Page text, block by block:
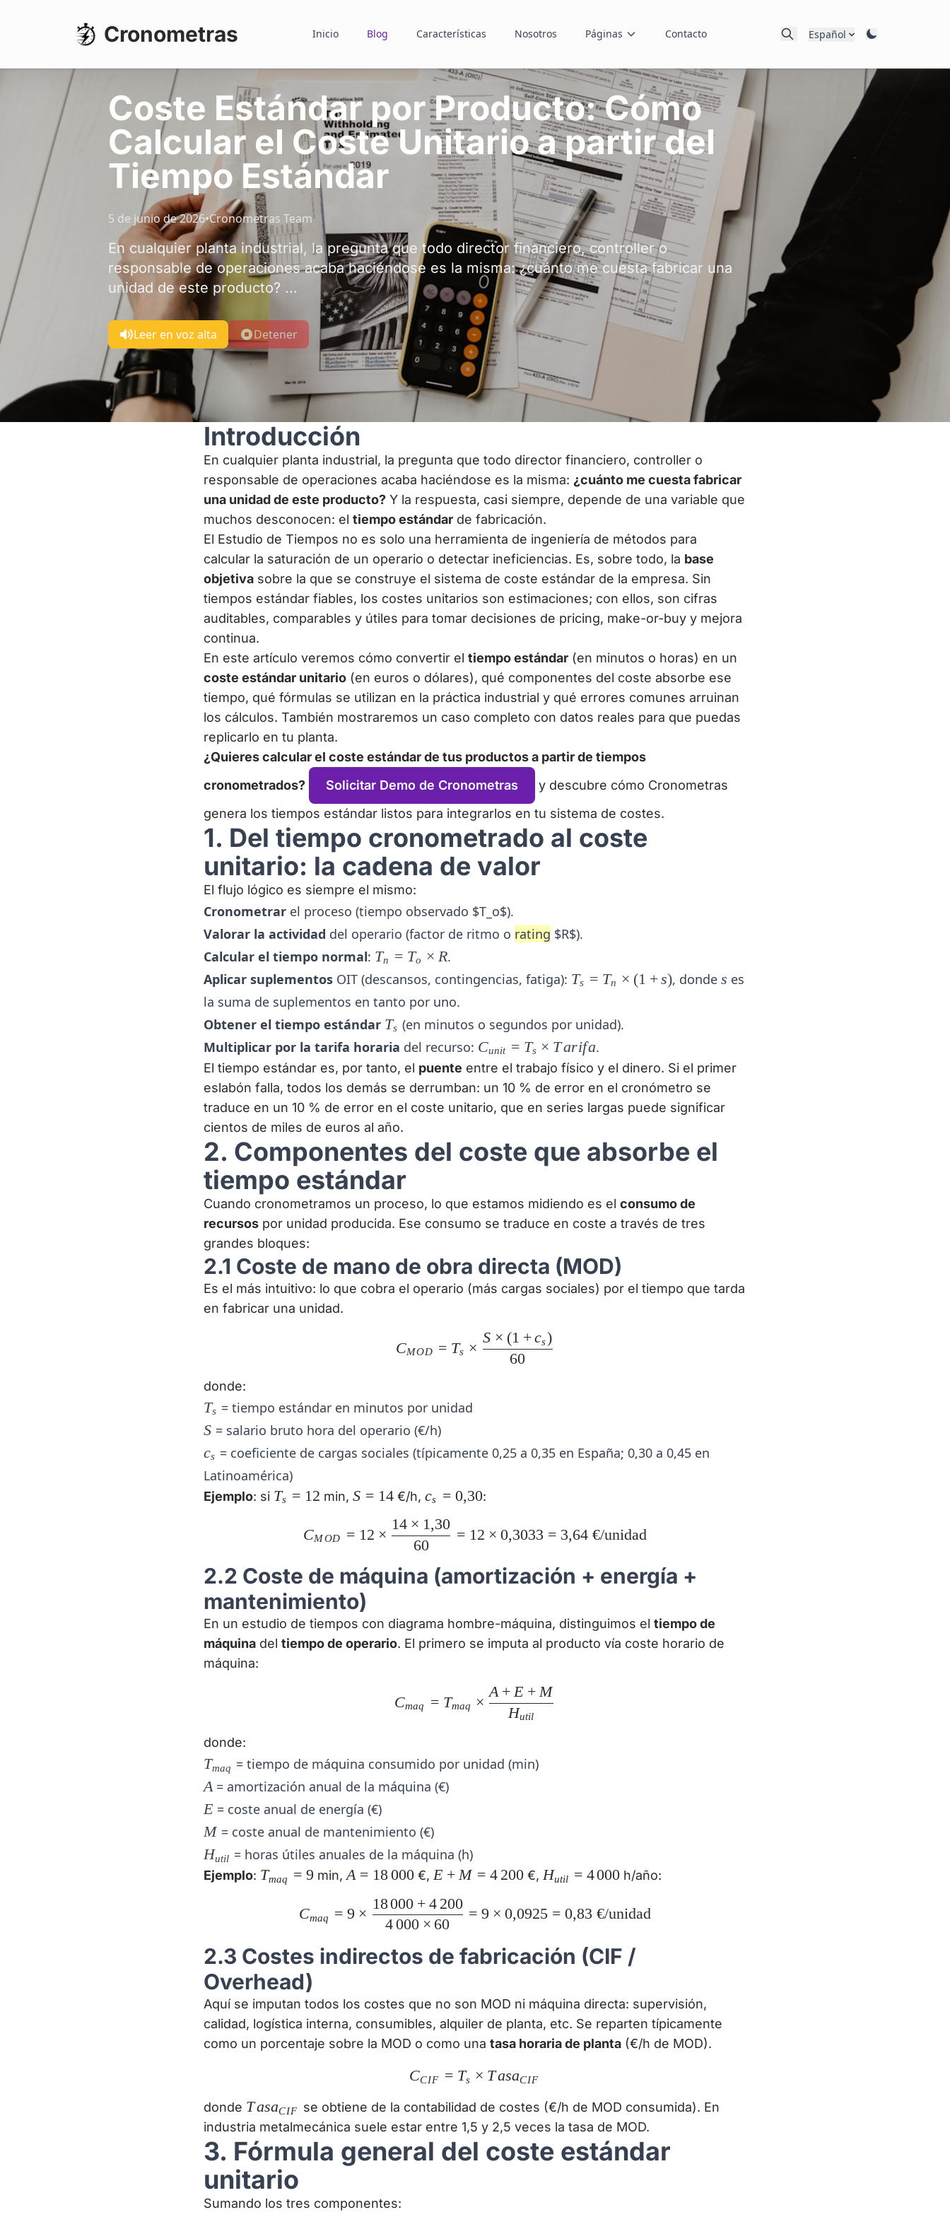
Cronometras Inicio Blog Características Nosotros Páginas Contacto Español
Coste Estándar por Producto: Cómo
Calcular el Coste Unitario a partir del
Tiempo Estándar
5 de junio de 2026•Cronometras Team
En cualquier planta industrial, la pregunta que todo director financiero, controller o
responsable de operaciones acaba haciéndose es la misma: ¿cuánto me cuesta fabricar una
unidad de este producto? ...
Leer en voz alta Detener
Introducción
En cualquier planta industrial, la pregunta que todo director financiero, controller o
responsable de operaciones acaba haciéndose es la misma: ¿cuánto me cuesta fabricar
una unidad de este producto? Y la respuesta, casi siempre, depende de una variable que
muchos desconocen: el tiempo estándar de fabricación.
El Estudio de Tiempos no es solo una herramienta de ingeniería de métodos para
calcular la saturación de un operario o detectar ineficiencias. Es, sobre todo, la base
objetiva sobre la que se construye el sistema de coste estándar de la empresa. Sin
tiempos estándar fiables, los costes unitarios son estimaciones; con ellos, son cifras
auditables, comparables y útiles para tomar decisiones de pricing, make-or-buy y mejora
continua.
En este artículo veremos cómo convertir el tiempo estándar (en minutos o horas) en un
coste estándar unitario (en euros o dólares), qué componentes del coste absorbe ese
tiempo, qué fórmulas se utilizan en la práctica industrial y qué errores comunes arruinan
los cálculos. También mostraremos un caso completo con datos reales para que puedas
replicarlo en tu planta.
¿Quieres calcular el coste estándar de tus productos a partir de tiempos
cronometrados?
Solicitar Demo de Cronometras
y descubre cómo Cronometras
genera los tiempos estándar listos para integrarlos en tu sistema de costes.
1. Del tiempo cronometrado al coste
unitario: la cadena de valor
El flujo lógico es siempre el mismo:
Cronometrar el proceso (tiempo observado $T_o$).
Valorar la actividad del operario (factor de ritmo o rating $R$).
Calcular el tiempo normal: T_n =
T_o
R
Tn = To × R.
Aplicar suplementos OIT (descansos, contingencias, fatiga): T_s =
(1 +
s)
Ts = Tn × (1 + s), dondes
s es
la suma de suplementos en tanto por uno.
Obtener el tiempo estándar T_s
Ts (en minutos o segundos por unidad).
Multiplicar por la tarifa horaria del recurso: C_{unit}
= T_s
\times
Tarifa
Cunit = Ts × Tarifa.
El tiempo estándar es, por tanto, el puente entre el trabajo físico y el dinero. Si el primer
eslabón falla, todos los demás se derrumban: un 10 % de error en el cronómetro se
traduce en un 10 % de error en el coste unitario, que en series largas puede significar
cientos de miles de euros al año.
2. Componentes del coste que absorbe el
tiempo estándar
Cuando cronometramos un proceso, lo que estamos midiendo es el consumo de
recursos por unidad producida. Ese consumo se traduce en coste a través de tres
grandes bloques:
2.1 Coste de mano de obra directa (MOD)
Es el más intuitivo: lo que cobra el operario (más cargas sociales) por el tiempo que tarda
en fabricar una unidad.
C_{MOD} = T_s \times \frac{S \times (1 + c_s)}{60}
CMOD = Ts ×
60
S × (1 + cs)
donde:
T_s
Ts = tiempo estándar en minutos por unidad
S
S = salario bruto hora del operario (€/h)
c_s
cs = coeficiente de cargas sociales (típicamente 0,25 a 0,35 en España; 0,30 a 0,45 en
Latinoamérica)
Ejemplo: si T_s
Ts = 12 min,S
14
S = 14 €/h,c_s =
cs = 0,30:
C_{MOD} = 12 \times \frac{14 \times 1{,}30}{60} = 12 \times
CMOD = 12 ×
60
14 × 1,30
= 12 × 0,3033 = 3,64€/unidad
2.2 Coste de máquina (amortización + energía +
mantenimiento)
En un estudio de tiempos con diagrama hombre-máquina, distinguimos el tiempo de
máquina del tiempo de operario. El primero se imputa al producto vía coste horario de
máquina:
C_{maq} = T_{maq} \times \frac{A + E + M}{H_{util}}
Cmaq = Tmaq ×
Hutil
A + E + M
donde:
T_{maq}
Tmaq = tiempo de máquina consumido por unidad (min)
A
A= amortización anual de la máquina (€)
E
E = coste anual de energía (€)
M
M = coste anual de mantenimiento (€)
H_{util}
Hutil = horas útiles anuales de la máquina (h)
Ejemplo: T_{maq}
Tmaq = 9 min,A =
A = 18000€,E +
4\,200
E + M = 4 200€,H_{util}
Hutil = 4000 h/año:
C_{maq} = 9 \times \frac{18\,000 + 4\,200}{4\,000 \times 60} = 9
Cmaq = 9 ×
4000 × 60
18000 + 4 200
= 9 × 0,0925 = 0,83 €/unidad
2.3 Costes indirectos de fabricación (CIF /
Overhead)
Aquí se imputan todos los costes que no son MOD ni máquina directa: supervisión,
calidad, logística interna, consumibles, alquiler de planta, etc. Se reparten típicamente
como un porcentaje sobre la MOD o como una tasa horaria de planta (€/h de MOD).
C_{CIF} = T_s \times Tasa_{CIF}
CCIF = Ts × TasaCIF
donde Tasa_{CIF}
TasaCIF se obtiene de la contabilidad de costes (€/h de MOD consumida). En
industria metalmecánica suele estar entre 1,5 y 2,5 veces la tasa de MOD.
3. Fórmula general del coste estándar
unitario
Sumando los tres componentes: